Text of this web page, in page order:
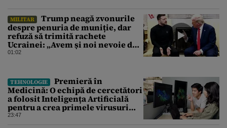
MILITAR
Trump neagă zvonurile
despre penuria de muniție, dar
refuză să trimită rachete
Ucrainei: „Avem și noi nevoie de
rachete”
01:02
TEHNOLOGIE
Premieră în
Medicină: O echipă de cercetători
a folosit Inteligența Artificială
pentru a crea primele virusuri
sintetice la tratarea de E.coli
23:47